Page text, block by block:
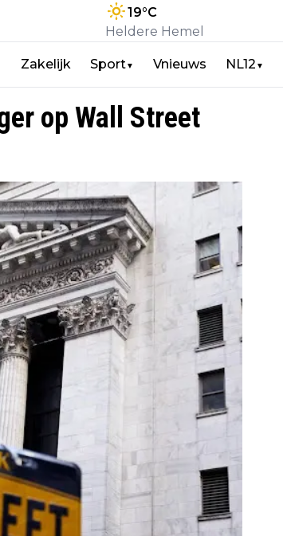
19°C
Heldere Hemel
Zakelijk Sport▼ Vnieuws NL12 ▼
op Wall Street